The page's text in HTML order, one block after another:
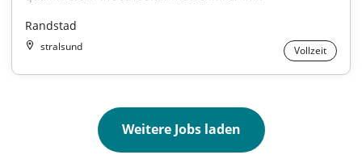
Randstad
stralsund Vollzeit
Weitere Jobs laden